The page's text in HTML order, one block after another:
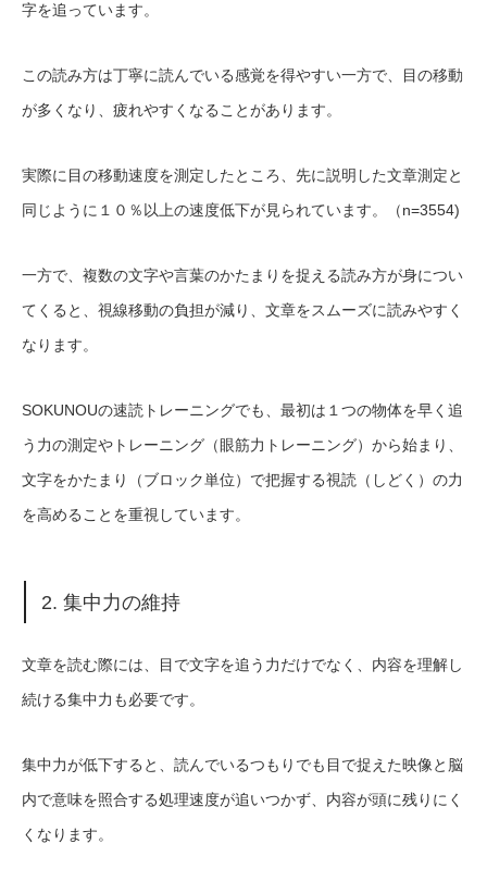
字を追っています。
この読み方は丁寧に読んでいる感覚を得やすい一方で、目の移動
が多くなり、疲れやすくなることがあります。
実際に目の移動速度を測定したところ、先に説明した文章測定と
同じように１０％以上の速度低下が見られています。（n=3554)
一方で、複数の文字や言葉のかたまりを捉える読み方が身につい
てくると、視線移動の負担が減り、文章をスムーズに読みやすく
なります。
SOKUNOUの速読トレーニングでも、最初は１つの物体を早く追
う力の測定やトレーニング（眼筋力トレーニング）から始まり、
文字をかたまり（ブロック単位）で把握する視読（しどく）の力
を高めることを重視しています。
2. 集中力の維持
文章を読む際には、目で文字を追う力だけでなく、内容を理解し
続ける集中力も必要です。
集中力が低下すると、読んでいるつもりでも目で捉えた映像と脳
内で意味を照合する処理速度が追いつかず、内容が頭に残りにく
くなります。